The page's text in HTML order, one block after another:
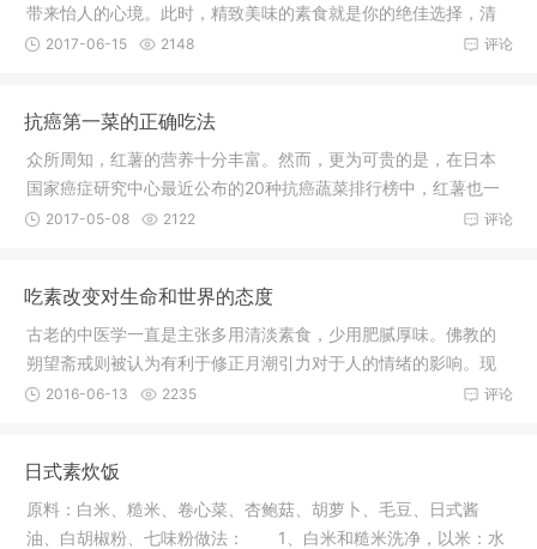
带来怡人的心境。此时，精致美味的素食就是你的绝佳选择，清
淡的食材
评论
2017-06-15 2148
抗癌第一菜的正确吃法
众所周知，红薯的营养十分丰富。然而，更为可贵的是，在日本
国家癌症研究中心最近公布的20种抗癌蔬菜排行榜中，红薯也一
举夺魁。
评论
2017-05-08 2122
吃素改变对生命和世界的态度
古老的中医学一直是主张多用清淡素食，少用肥腻厚味。佛教的
朔望斋戒则被认为有利于修正月潮引力对于人的情绪的影响。现
代的医学
评论
2016-06-13 2235
日式素炊饭
原料：白米、糙米、卷心菜、杏鲍菇、胡萝卜、毛豆、日式酱
油、白胡椒粉、七味粉做法： 1、白米和糙米洗净，以米：水